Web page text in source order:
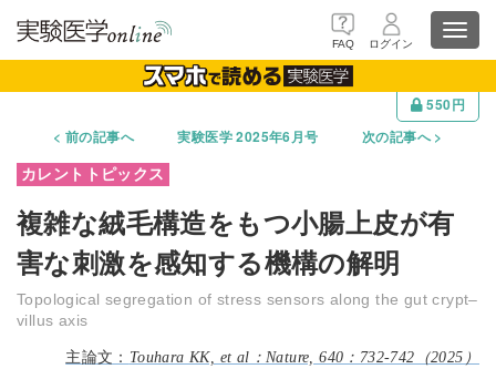
FAQ ログイン
550円
前の記事へ
実験医学 2025年6月号 次の記事へ
複雑な絨毛構造をもつ小腸上皮が有
害な刺激を感知する機構の解明
Topological segregation of stress sensors along the gut crypt–
villus axis
Touhara KK, et al：Nature, 640：732-742（2025）